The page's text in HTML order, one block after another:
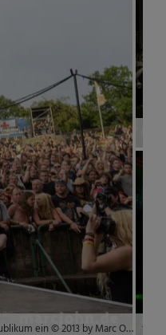
LORELEY, GERMANY – 20.06.2013 – Doro auf dem Metalfest Open Air. Doro Pesch, Gesang heizt das Publikum ein © 2013 by Marc Oliver John | marcjohn.de – Alle Rechte vorbehalten, Keine Veröffentlichung ohne Genehmigung – All rights reserved, no commercial publishing without permission.